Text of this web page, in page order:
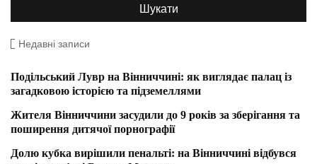
Недавні записи
Подільський Лувр на Вінниччині: як виглядає палац із
загадковою історією та підземеллями
Жителя Вінниччини засудили до 9 років за зберігання та
поширення дитячої порнографії
Долю кубка вирішили пенальті: на Вінниччині відбувся